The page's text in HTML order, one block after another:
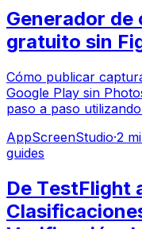
Generador de
gratuito sin
Cómo publicar
Google Play sin
paso a paso
AppScreenStudio·2
guides
De TestFlight